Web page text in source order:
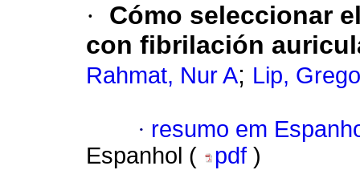
·
Cómo seleccionar
con fibrilación
Rahmat, Nur A; Lip,
· resumo em
Espanhol (
pdf )